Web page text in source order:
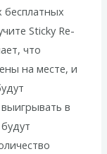
бесплатных
Sticky Re-
что
на месте, и
в